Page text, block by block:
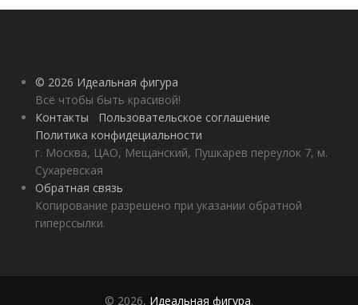
© 2026 Идеальная фигура
Всё чтобы быть красивой!
Контакты
Пользовательское соглашение
Политика конфидециальности
г. Москва, ЦАО, Мещанский, Пушкарев переулок 7, м.
Сухаревская
Обратная связь
Копирование разрешено при указании обратной
гиперссылки.
© 2026, Идеальная фигура.